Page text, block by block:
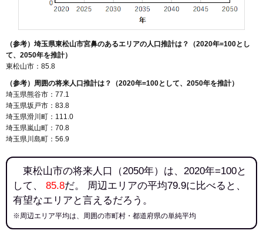
（参考）埼玉県東松山市宮鼻のあるエリアの人口推計は？（2020年=100とし
て、2050年を推計）
東松山市：85.8
（参考）周囲の将来人口推計は？（2020年=100として、2050年を推計）
埼玉県熊谷市：77.1
埼玉県坂戸市：83.8
埼玉県滑川町：111.0
埼玉県嵐山町：70.8
埼玉県川島町：56.9
東松山市の将来人口（2050年）は、2020年=100と
して、 85.8だ。 周辺エリアの平均79.9に比べると、
有望なエリアと言えるだろう。
※周辺エリア平均は、周囲の市町村・都道府県の単純平均